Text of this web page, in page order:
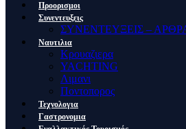
Προορισμοι
Συνεντευξεις
ΣΥΝΕΝΤΕΥΞΕΙΣ –
Ναυτιλια
Κρουαζιερα
YACHTING
Λιμανι
Ποντοπορος
Τεχνολογια
Γαστρονομια